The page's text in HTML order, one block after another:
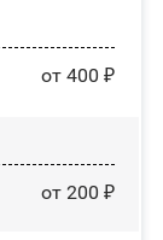
от 400 ₽
от 200 ₽